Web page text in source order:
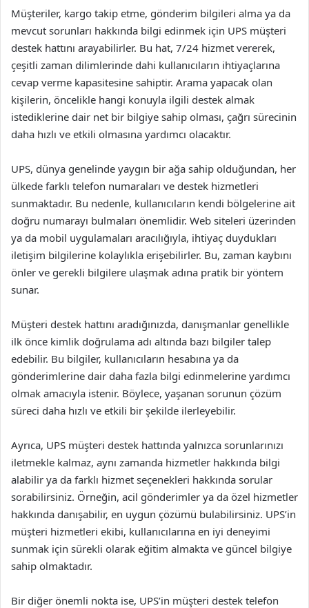
Müşteriler, kargo takip etme, gönderim bilgileri alma ya da
mevcut sorunları hakkında bilgi edinmek için UPS müşteri
destek hattını arayabilirler. Bu hat, 7/24 hizmet vererek,
çeşitli zaman dilimlerinde dahi kullanıcıların ihtiyaçlarına
cevap verme kapasitesine sahiptir. Arama yapacak olan
kişilerin, öncelikle hangi konuyla ilgili destek almak
istediklerine dair net bir bilgiye sahip olması, çağrı sürecinin
daha hızlı ve etkili olmasına yardımcı olacaktır.
UPS, dünya genelinde yaygın bir ağa sahip olduğundan, her
ülkede farklı telefon numaraları ve destek hizmetleri
sunmaktadır. Bu nedenle, kullanıcıların kendi bölgelerine ait
doğru numarayı bulmaları önemlidir. Web siteleri üzerinden
ya da mobil uygulamaları aracılığıyla, ihtiyaç duydukları
iletişim bilgilerine kolaylıkla erişebilirler. Bu, zaman kaybını
önler ve gerekli bilgilere ulaşmak adına pratik bir yöntem
sunar.
Müşteri destek hattını aradığınızda, danışmanlar genellikle
ilk önce kimlik doğrulama adı altında bazı bilgiler talep
edebilir. Bu bilgiler, kullanıcıların hesabına ya da
gönderimlerine dair daha fazla bilgi edinmelerine yardımcı
olmak amacıyla istenir. Böylece, yaşanan sorunun çözüm
süreci daha hızlı ve etkili bir şekilde ilerleyebilir.
Ayrıca, UPS müşteri destek hattında yalnızca sorunlarınızı
iletmekle kalmaz, aynı zamanda hizmetler hakkında bilgi
alabilir ya da farklı hizmet seçenekleri hakkında sorular
sorabilirsiniz. Örneğin, acil gönderimler ya da özel hizmetler
hakkında danışabilir, en uygun çözümü bulabilirsiniz. UPS’in
müşteri hizmetleri ekibi, kullanıcılarına en iyi deneyimi
sunmak için sürekli olarak eğitim almakta ve güncel bilgiye
sahip olmaktadır.
Bir diğer önemli nokta ise, UPS’in müşteri destek telefon